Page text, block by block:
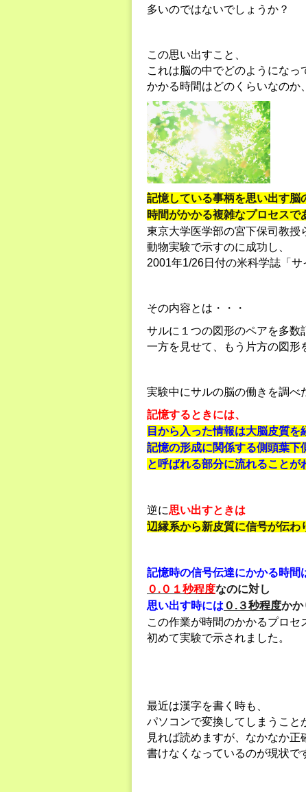
多いのではないでしょうか？
この思い出すこと、
これは脳の中でどのようになっ
かかる時間はどのくらいなのか
記憶している事柄を思い出す脳
時間がかかる複雑なプロセスで
東京大学医学部の宮下保司教授
動物実験で示すのに成功し、
2001年1/26日付の米科学誌「サ
その内容とは・・・
サルに１つの図形のペアを多数
一方を見せて、もう片方の図形
実験中にサルの脳の働きを調べ
記憶するときには、
目から入った情報は大脳皮質を
記憶の形成に関係する側頭葉下
と呼ばれる部分に流れることが
逆に思い出すときは
辺縁系から新皮質に信号が伝わ
記憶時の信号伝達にかかる時間
０.０１秒程度なのに対し
思い出す時には ０.３秒程度かか
この作業が時間のかかるプロセ
初めて実験で示されました。
最近は漢字を書く時も、
パソコンで変換してしまうこと
見れば読めますが、なかなか正
書けなくなっているのが現状で